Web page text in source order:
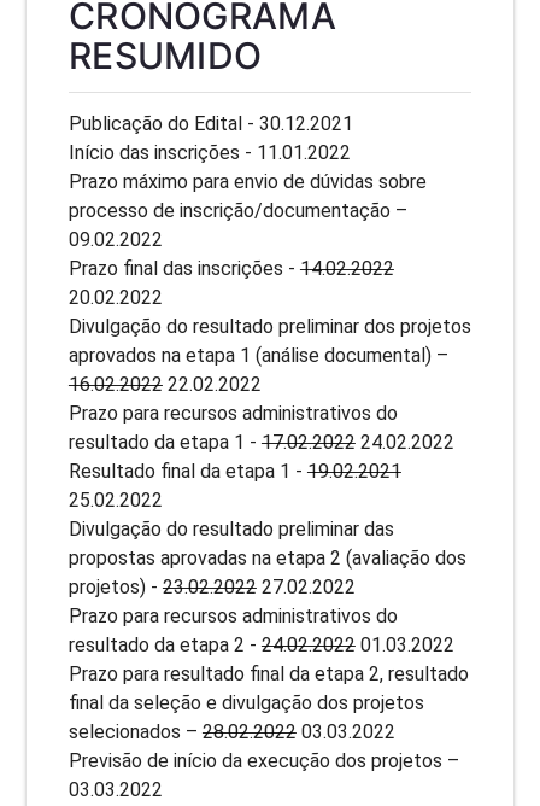
CRONOGRAMA
RESUMIDO
Publicação do Edital - 30.12.2021
Início das inscrições - 11.01.2022
Prazo máximo para envio de dúvidas sobre
processo de inscrição/documentação –
09.02.2022
Prazo final das inscrições - 14.02.2022
20.02.2022
Divulgação do resultado preliminar dos projetos
aprovados na etapa 1 (análise documental) –
16.02.202222.02.2022
Prazo para recursos administrativos do
resultado da etapa 1 - 17.02.202224.02.2022
Resultado final da etapa 1 - 19.02.2021
25.02.2022
Divulgação do resultado preliminar das
propostas aprovadas na etapa 2 (avaliação dos
projetos) - 23.02.202227.02.2022
Prazo para recursos administrativos do
resultado da etapa 2 - 24.02.202201.03.2022
Prazo para resultado final da etapa 2, resultado
final da seleção e divulgação dos projetos
selecionados – 28.02.202203.03.2022
Previsão de início da execução dos projetos –
03.03.2022